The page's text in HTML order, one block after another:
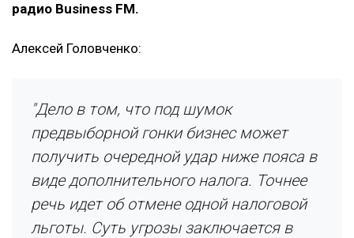
радио Business FM.
Алексей Головченко:
"Дело в том, что под шумок
предвыборной гонки бизнес может
получить очередной удар ниже пояса в
виде дополнительного налога. Точнее
речь идет об отмене одной налоговой
льготы. Суть угрозы заключается в